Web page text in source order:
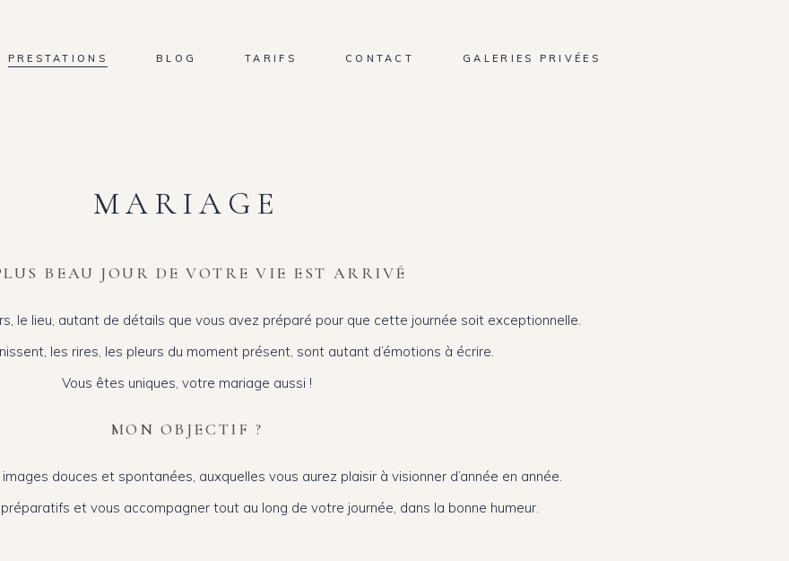
PRESTATIONS BLOG TARIFS CONTACT GALERIES PRIVÉES
MARIAGE
BEAU JOUR DE VOTRE VIE EST ARRIVÉ
le lieu, autant de détails que vous avez préparé pour que cette journée soit exceptionnelle.
les rires, les pleurs du moment présent, sont autant d’émotions à écrire.
Vous êtes uniques, votre mariage aussi !
MON OBJECTIF ?
douces et spontanées, auxquelles vous aurez plaisir à visionner d’année en année.
et vous accompagner tout au long de votre journée, dans la bonne humeur.